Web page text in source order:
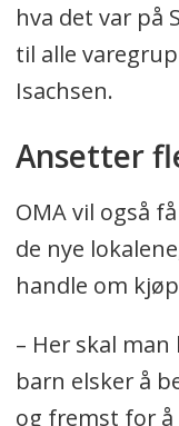
hva det var på
til alle
Isachsen.
Ansetter
OMA vil også
de nye
handle om
– Her skal
barn elsker å
og fremst for å